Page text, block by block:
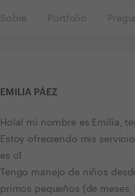
Sobre Portfolio
EMILIA PÁEZ
Hola! mi nombre es Emilia,
Estoy ofreciendo mis
es c1
Tengo manejo de niños
primos pequeños (de